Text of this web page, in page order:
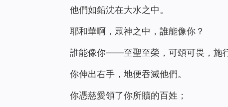
他們如鉛沈在大水之中。
耶和華啊，眾神之中，誰能像你？
誰能像你——至聖至榮，可頌可畏，施
你伸出右手，地便吞滅他們。
你憑慈愛領了你所贖的百姓；